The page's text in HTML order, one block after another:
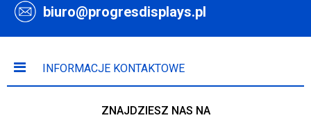
biuro@progresdisplays.pl
INFORMACJE KONTAKTOWE
ZNAJDZIESZ NAS NA